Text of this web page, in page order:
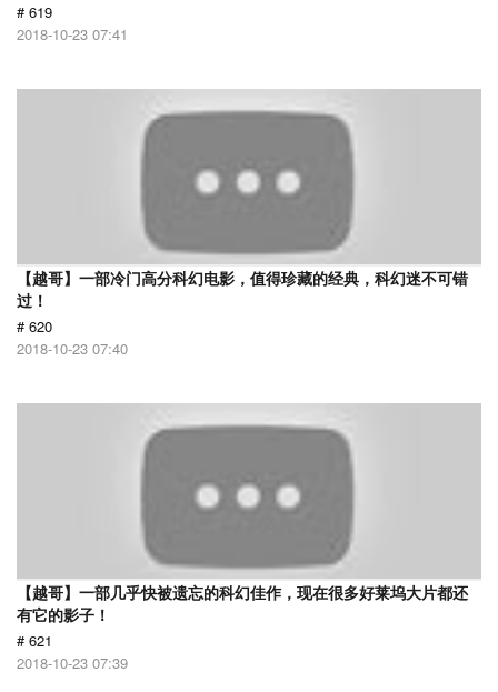
# 619
2018-10-23 07:41
【越哥】一部冷门高分科幻电影，值得珍藏的经典，科幻迷不可错
过！
# 620
2018-10-23 07:40
【越哥】一部几乎快被遗忘的科幻佳作，现在很多好莱坞大片都还
有它的影子！
# 621
2018-10-23 07:39